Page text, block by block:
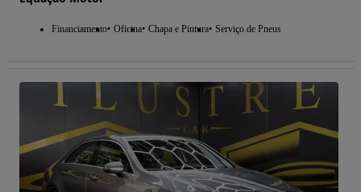
Financiamento Oficina Chapa e Pintura Serviço de Pneus